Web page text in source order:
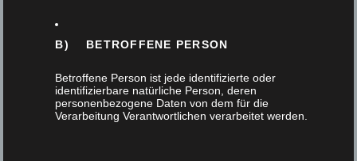
Einbruchschutz
Fenster
B) BETROFFENE PERSON
Betroffene Person ist jede identifizierte oder
identifizierbare natürliche Person, deren
personenbezogene Daten von dem für die
Verarbeitung Verantwortlichen verarbeitet werden.